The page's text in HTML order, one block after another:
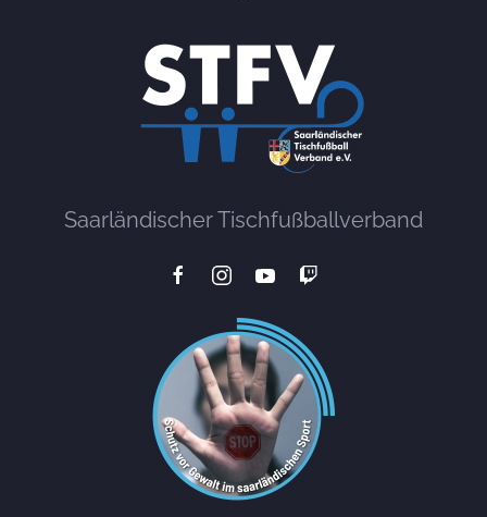
Saarländischer Tischfußballverband